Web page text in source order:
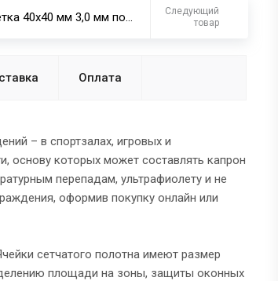
Заградительная сетка 40х40 мм 3,0 мм полипропилен квадратная
Следующий
товар
Оплата
– в спортзалах, игровых и
основу которых может составлять капрон
перепадам, ультрафиолету и не
оформив покупку онлайн или
сетчатого полотна имеют размер
площади на зоны, защиты оконных